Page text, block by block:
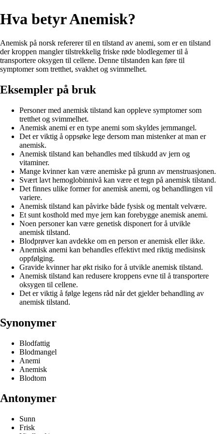
Hva betyr Anemisk?
Anemisk på norsk refererer til en tilstand av anemi, som er en tilstand
der kroppen mangler tilstrekkelig friske røde blodlegemer til å
transportere oksygen til cellene. Denne tilstanden kan føre til
symptomer som tretthet, svakhet og svimmelhet.
Eksempler på bruk
Personer med anemisk tilstand kan oppleve symptomer som
tretthet og svimmelhet.
Anemisk anemi er en type anemi som skyldes jernmangel.
Det er viktig å oppsøke lege dersom man mistenker at man er
anemisk.
Anemisk tilstand kan behandles med tilskudd av jern og
vitaminer.
Mange kvinner kan være anemiske på grunn av menstruasjonen.
Svært lavt hemoglobinnivå kan være et tegn på anemisk tilstand.
Det finnes ulike former for anemisk anemi, og behandlingen vil
variere.
Anemisk tilstand kan påvirke både fysisk og mentalt velvære.
Et sunt kosthold med mye jern kan forebygge anemisk anemi.
Noen personer kan være genetisk disponert for å utvikle
anemisk tilstand.
Blodprøver kan avdekke om en person er anemisk eller ikke.
Anemisk anemi kan behandles effektivt med riktig medisinsk
oppfølging.
Gravide kvinner har økt risiko for å utvikle anemisk tilstand.
Anemisk tilstand kan redusere kroppens evne til å transportere
oksygen til cellene.
Det er viktig å følge legens råd når det gjelder behandling av
anemisk tilstand.
Synonymer
Blodfattig
Blodmangel
Anemi
Anemisk
Blodtom
Antonymer
Sunn
Frisk